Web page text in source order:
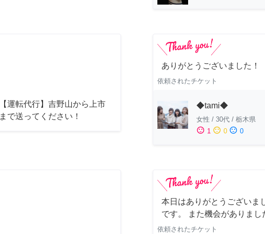
【運転代行】吉野山から上市
まで送ってください！
ありがとうございました！
依頼されたチケット
◆tami◆
女性 / 30代 / 栃木県
sentiment_satisfied 1 sentiment_neutral 0 sentiment_dissatisfied 0
本日はありがとうございま
です。 また機会がありまし
依頼されたチケット